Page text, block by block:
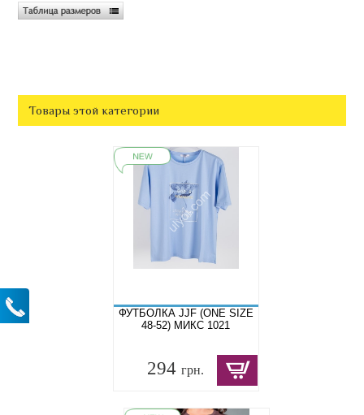
Товары этой категории
ФУТБОЛКА JJF (ONE SIZE
48-52) МИКС 1021
294 грн.